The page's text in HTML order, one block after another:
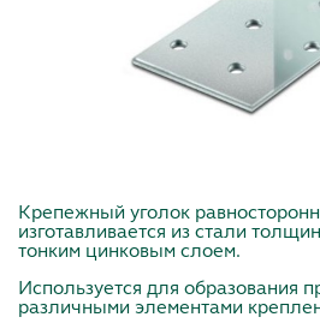
Крепежный уголок
изготавливается из стали
тонким цинковым слоем.
Используется для образования
различными элементами